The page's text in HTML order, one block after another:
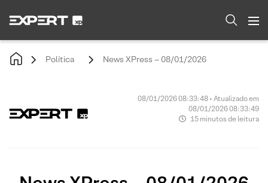
Política News XPress – 08/01/2026
08/01/2026 08:33:48 • Atualizado em
08/01/2026 08:33:49
15 minutos de leitura